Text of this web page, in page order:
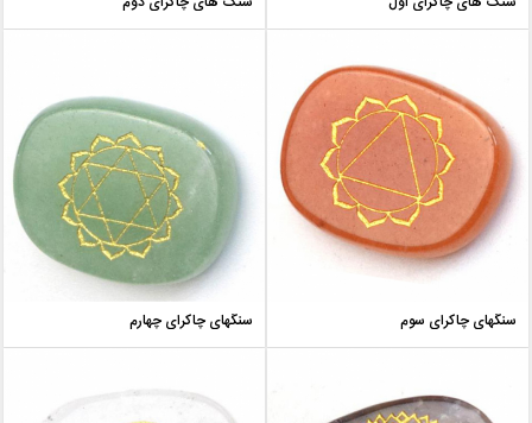
سنگهای چاکرای سوم سنگهای چاکرای چهارم